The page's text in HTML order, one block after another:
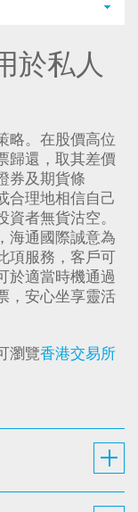
於私人
略。在股價高位
歸還，取其差價
券及期貨條
合理地相信自己
者無貨沽空。
海通國際誠意為
項服務，客戶可
於適當時機通過
，安心坐享靈活
瀏覽香港交易所